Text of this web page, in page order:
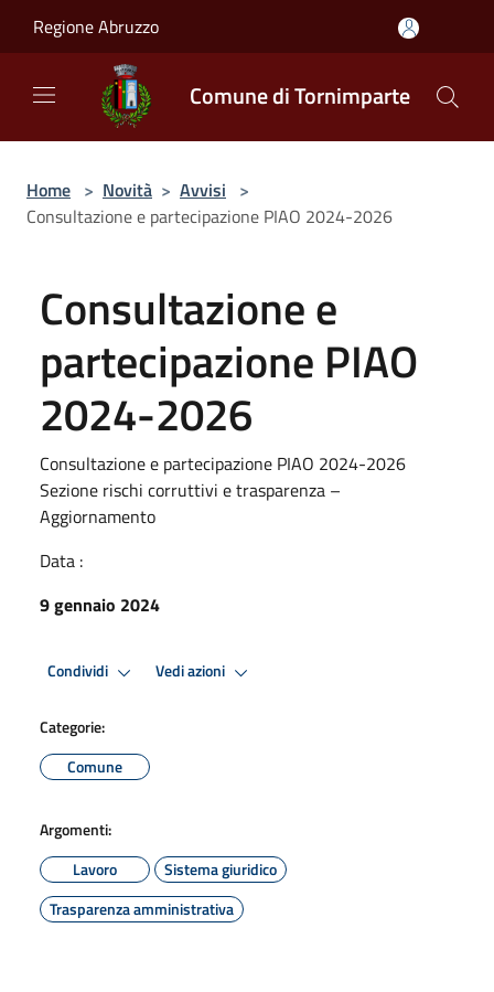
Regione Abruzzo
Comune di Tornimparte
Home > Novità > Avvisi >
Consultazione e partecipazione PIAO 2024-2026
Consultazione e
partecipazione PIAO
2024-2026
Consultazione e partecipazione PIAO 2024-2026
Sezione rischi corruttivi e trasparenza –
Aggiornamento
Data :
9 gennaio 2024
Condividi Vedi azioni
Categorie:
Comune
Argomenti:
Lavoro
Sistema giuridico
Trasparenza amministrativa